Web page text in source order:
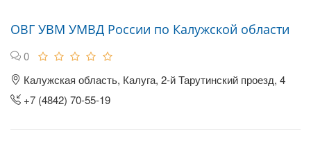
ОВГ УВМ УМВД России по Калужской области
0
Калужская область, Калуга, 2-й Тарутинский проезд, 4
+7 (4842) 70-55-19